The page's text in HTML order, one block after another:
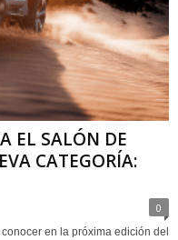
EL SALÓN DE
CATEGORÍA:
0
en la próxima edición del